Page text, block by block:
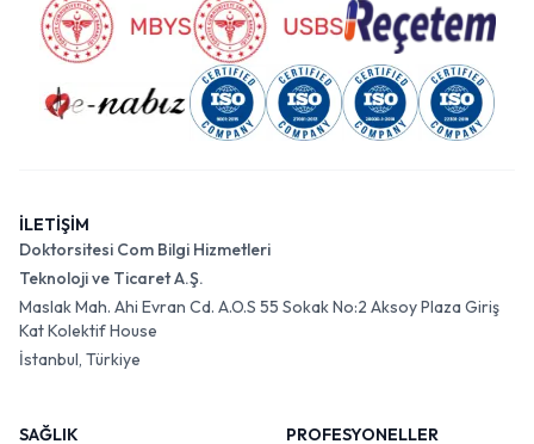
İLETİŞİM
Doktorsitesi Com Bilgi Hizmetleri
Teknoloji ve Ticaret A.Ş.
Maslak Mah. Ahi Evran Cd. A.O.S 55 Sokak No:2 Aksoy Plaza Giriş
Kat Kolektif House
İstanbul, Türkiye
SAĞLIK
PROFESYONELLER